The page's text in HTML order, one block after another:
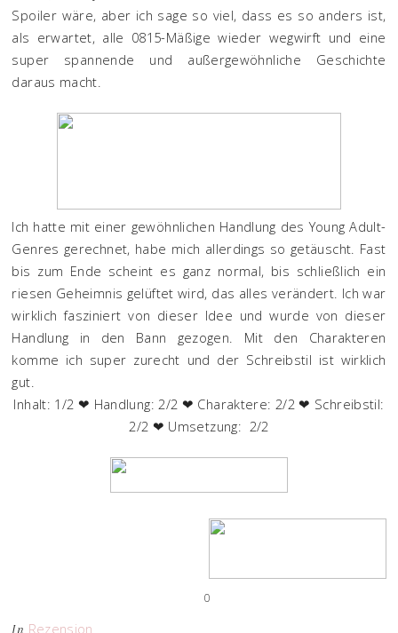
Spoiler wäre, aber ich sage so viel, dass es so anders ist,
als erwartet, alle 0815-Mäßige wieder wegwirft und eine
super spannende und außergewöhnliche Geschichte
daraus macht.
Ich hatte mit einer gewöhnlichen Handlung des Young Adult-
Genres gerechnet, habe mich allerdings so getäuscht. Fast
bis zum Ende scheint es ganz normal, bis schließlich ein
riesen Geheimnis gelüftet wird, das alles verändert. Ich war
wirklich fasziniert von dieser Idee und wurde von dieser
Handlung in den Bann gezogen. Mit den Charakteren
komme ich super zurecht und der Schreibstil ist wirklich
gut.
Inhalt: 1/2 ❤ Handlung: 2/2 ❤ Charaktere: 2/2 ❤ Schreibstil:
2/2 ❤ Umsetzung: 2/2
0
In Rezension